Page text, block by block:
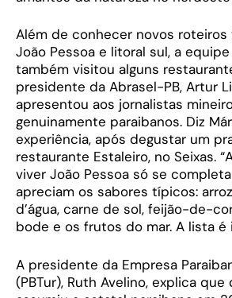
Além de conhecer novos
João Pessoa e litoral sul, a
também visitou alguns
presidente da Abrasel-PB, Artur
apresentou aos jornalistas
genuinamente paraibanos. Diz
experiência, após degustar um
restaurante Estaleiro, no Seixas.
viver João Pessoa só se
apreciam os sabores típicos:
d’água, carne de sol, feijão-de-
bode e os frutos do mar. A lista é
A presidente da Empresa
(PBTur), Ruth Avelino, explica